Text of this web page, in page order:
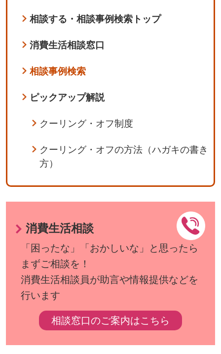
相談する・相談事例検索トップ
消費生活相談窓口
相談事例検索
ピックアップ解説
クーリング・オフ制度
クーリング・オフの方法（ハガキの書き
方）
消費生活相談
「困ったな」「おかしいな」と思ったら
まずご相談を！
消費生活相談員が助言や情報提供などを
行います
相談窓口のご案内はこちら